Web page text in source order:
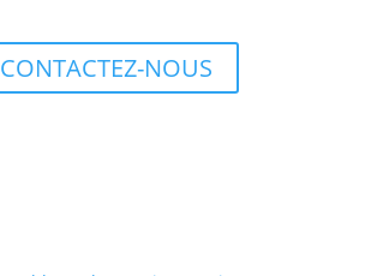
CONTACTEZ-NOUS